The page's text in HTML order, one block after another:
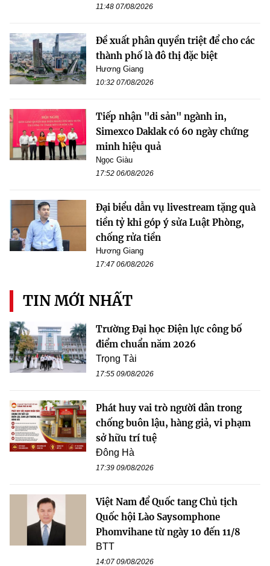
11:48 07/08/2026
Đề xuất phân quyền triệt để cho các
thành phố là đô thị đặc biệt
Hương Giang
10:32 07/08/2026
Tiếp nhận "di sản" ngành in,
Simexco Daklak có 60 ngày chứng
minh hiệu quả
Ngọc Giàu
17:52 06/08/2026
Đại biểu dẫn vụ livestream tặng quà
tiền tỷ khi góp ý sửa Luật Phòng,
chống rửa tiền
Hương Giang
17:47 06/08/2026
TIN MỚI NHẤT
Trường Đại học Điện lực công bố
điểm chuẩn năm 2026
Trọng Tài
17:55 09/08/2026
Phát huy vai trò người dân trong
chống buôn lậu, hàng giả, vi phạm
sở hữu trí tuệ
Đông Hà
17:39 09/08/2026
Việt Nam để Quốc tang Chủ tịch
Quốc hội Lào Saysomphone
Phomvihane từ ngày 10 đến 11/8
BTT
14:07 09/08/2026